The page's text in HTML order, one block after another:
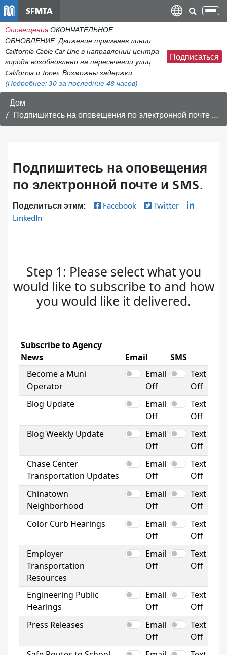
содержанию
SFMTA
Оповещения ОКОНЧАТЕЛЬНОЕ
ОБНОВЛЕНИЕ: Движение трамваев линии
California Cable Car Line в направлении центра
города возобновлено на пересечении улиц
California и Jones. Возможны задержки.
(Подробнее: 30 за последние 48 часов)
Подписаться
Дом
Подпишитесь на оповещения по электронной почте и SMS.
Подпишитесь на оповещения
по электронной почте и SMS.
Поделиться этим: Facebook
Twitter
LinkedIn